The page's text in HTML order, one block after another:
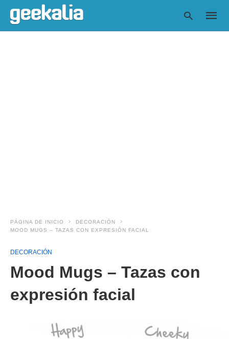
PÁGINA DE INICIO
DECORACIÓN
MOOD MUGS – TAZAS CON EXPRESIÓN FACIAL
DECORACIÓN
Mood Mugs – Tazas con
expresión facial